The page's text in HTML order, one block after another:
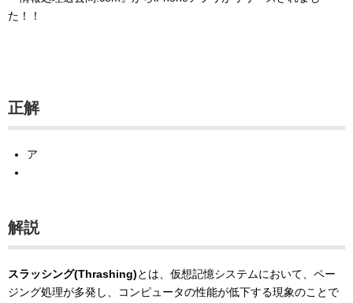
た！！
正解
ア
解説
スラッシング(Thrashing)とは、仮想記憶システムにおいて、ペー
ジング処理が多発し、コンピュータの性能が低下する現象のことで